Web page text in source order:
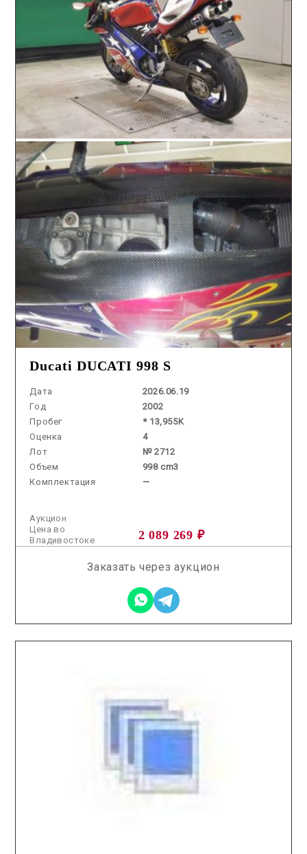
Ducati DUCATI 998 S
Дата
2026.06.19
Год
2002
Пробег
* 13,955K
Оценка
4
Лот
№ 2712
Объем
998 cm3
Комплектация
—
Аукцион
2 089 269 ₽
Цена во
Владивостоке
Заказать через аукцион